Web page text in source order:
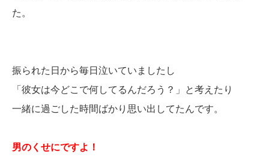
た。
振られた日から毎日泣いていましたし
「彼女は今どこで何してるんだろう？」と考えたり
一緒に過ごした時間ばかり思い出してたんです。
男のくせにですよ！